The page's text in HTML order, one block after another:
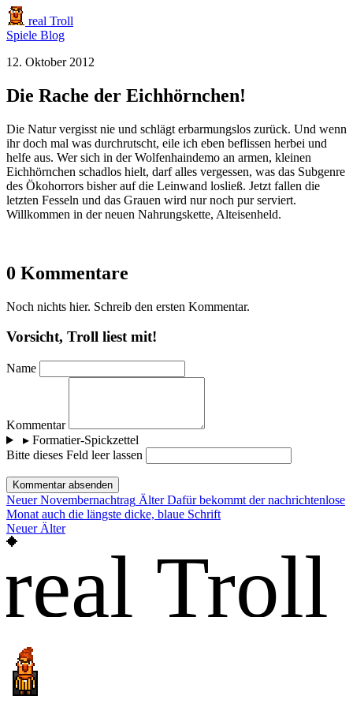
real Troll
Spiele Blog
12. Oktober 2012
Die Rache der Eichhörnchen!
Die Natur vergisst nie und schlägt erbarmungslos zurück. Und wenn
ihr doch mal was durchrutscht, eile ich eben beflissen herbei und
helfe aus. Wer sich in der Wolfenhaindemo an armen, kleinen
Eichhörnchen schadlos hielt, darf alles vergessen, was das Subgenre
des Ökohorrors bisher auf die Leinwand losließ. Jetzt fallen die
letzten Fesseln und das Grauen wird nur noch pur serviert.
Willkommen in der neuen Nahrungskette, Alteisenheld.
0 Kommentare
Noch nichts hier. Schreib den ersten Kommentar.
Vorsicht, Troll liest mit!
Name
Kommentar
▸Formatier-Spickzettel
Bitte dieses Feld leer lassen
Kommentar absenden
Neuer Novembernachtrag Älter Dafür bekommt der nachrichtenlose
Monat auch die längste dicke, blaue Schrift
Neuer Älter
real Troll